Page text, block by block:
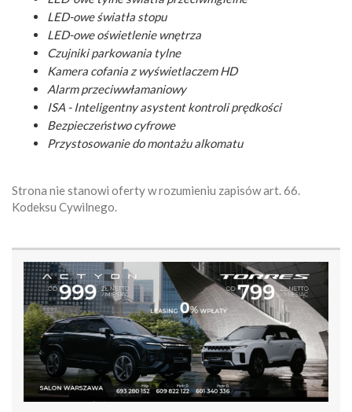
LED-owe światła stopu
LED-owe oświetlenie wnętrza
Czujniki parkowania tylne
Kamera cofania z wyświetlaczem HD
Alarm przeciwwłamaniowy
ISA - Inteligentny asystent kontroli prędkości
Bezpieczeństwo cyfrowe
Przystosowanie do montażu alkomatu
Strona nie stanowi oferty w rozumieniu zapisów art. 66.
Kodeksu Cywilnego.